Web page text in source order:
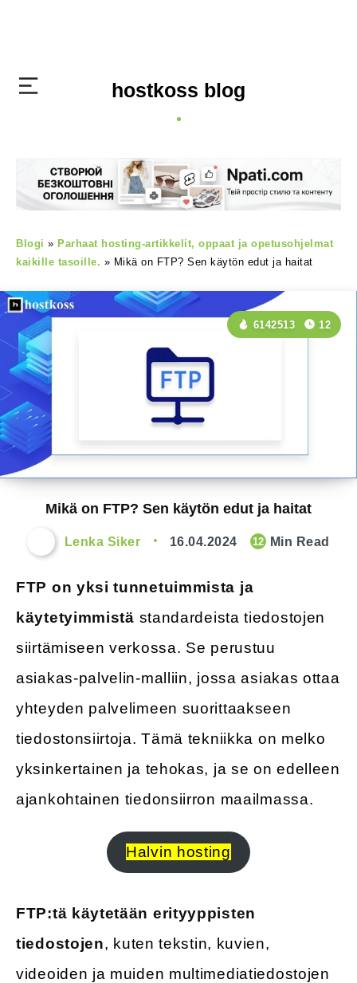
hostkoss blog
Blogi » Parhaat hosting-artikkelit, oppaat ja opetusohjelmat
kaikille tasoille. » Mikä on FTP? Sen käytön edut ja haitat
Mikä on FTP? Sen käytön edut ja haitat
6142513 12
Lenka Siker 16.04.2024 12 Min Read
FTP on yksi tunnetuimmista ja
käytetyimmistä standardeista tiedostojen
siirtämiseen verkossa. Se perustuu
asiakas-palvelin-malliin, jossa asiakas ottaa
yhteyden palvelimeen suorittaakseen
tiedostonsiirtoja. Tämä tekniikka on melko
yksinkertainen ja tehokas, ja se on edelleen
ajankohtainen tiedonsiirron maailmassa.
Halvin hosting
FTP:tä käytetään erityyppisten
tiedostojen, kuten tekstin, kuvien,
videoiden ja muiden multimediatiedostojen